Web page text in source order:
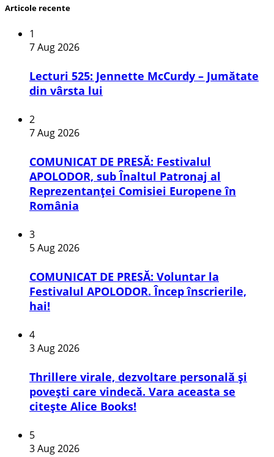
Articole recente
1
7 Aug 2026
Lecturi 525: Jennette McCurdy – Jumătate
din vârsta lui
2
7 Aug 2026
COMUNICAT DE PRESĂ: Festivalul
APOLODOR, sub Înaltul Patronaj al
Reprezentanței Comisiei Europene în
România
3
5 Aug 2026
COMUNICAT DE PRESĂ: Voluntar la
Festivalul APOLODOR. Încep înscrierile,
hai!
4
3 Aug 2026
Thrillere virale, dezvoltare personală și
povești care vindecă. Vara aceasta se
citește Alice Books!
5
3 Aug 2026